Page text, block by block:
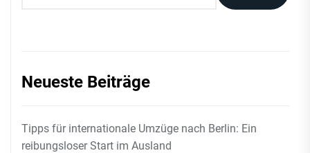
Neueste Beiträge
Tipps für internationale Umzüge nach Berlin: Ein
reibungsloser Start im Ausland